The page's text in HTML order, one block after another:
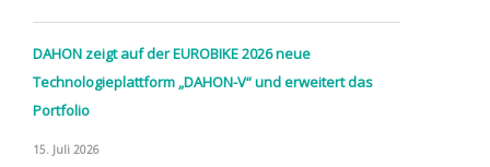
DAHON zeigt auf der EUROBIKE 2026 neue
Technologieplattform „DAHON-V“ und erweitert das
Portfolio
15. Juli 2026